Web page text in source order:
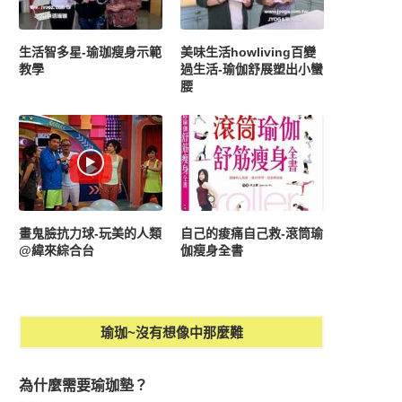
生活智多星-瑜珈瘦身示範
教學
美味生活howliving百變
過生活-瑜伽舒展塑出小蠻
腰
畫鬼臉抗力球-玩美的人類
@緯來綜合台
自己的痠痛自己救-滾筒瑜
伽瘦身全書
瑜珈~沒有想像中那麼難
為什麼需要瑜珈墊？